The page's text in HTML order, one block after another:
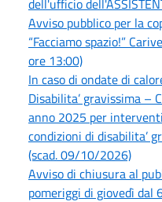
Avviso pubblico per la
“Facciamo spazio!”
ore 13:00)
In caso di ondate di
Disabilita’ gravissima –
anno 2025 per
condizioni di disabilita’
(scad. 09/10/2026)
Avviso di chiusura al
pomeriggi di giovedì dal